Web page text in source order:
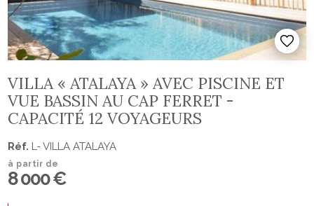
VILLA « ATALAYA » AVEC PISCINE ET
VUE BASSIN AU CAP FERRET -
CAPACITÉ 12 VOYAGEURS
Réf. L- VILLA ATALAYA
à partir de
8 000 €